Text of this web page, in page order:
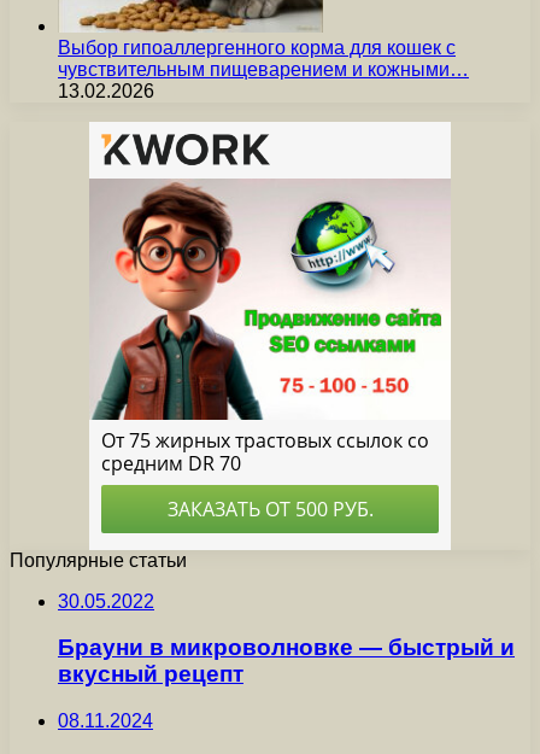
Выбор гипоаллергенного корма для кошек с
чувствительным пищеварением и кожными…
13.02.2026
Популярные статьи
30.05.2022
Брауни в микроволновке — быстрый и
вкусный рецепт
08.11.2024